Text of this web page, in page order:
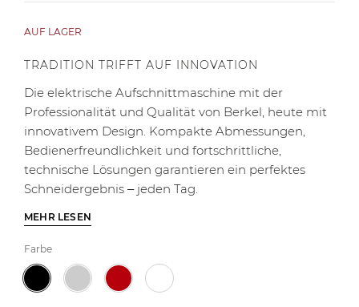
AUF LAGER
TRADITION TRIFFT AUF INNOVATION
Die elektrische Aufschnittmaschine mit der
Professionalität und Qualität von Berkel, heute mit
innovativem Design. Kompakte Abmessungen,
Bedienerfreundlichkeit und fortschrittliche,
technische Lösungen garantieren ein perfektes
Schneidergebnis – jeden Tag.
MEHR LESEN
Farbe